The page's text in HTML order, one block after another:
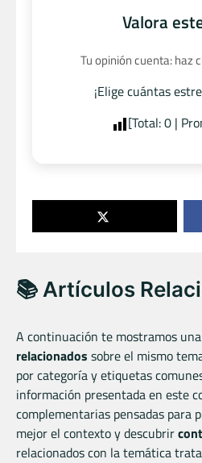
Valora
Tu opinión cuenta: haz
¡Elige cuántas
[Total:0|
📚 Artículos
A continuación te mostramos
relacionados sobre el mismo
por categoría y etiquetas
información presentada en este
complementarias pensadas para
mejor el contexto y descubrir
relacionados con la temática